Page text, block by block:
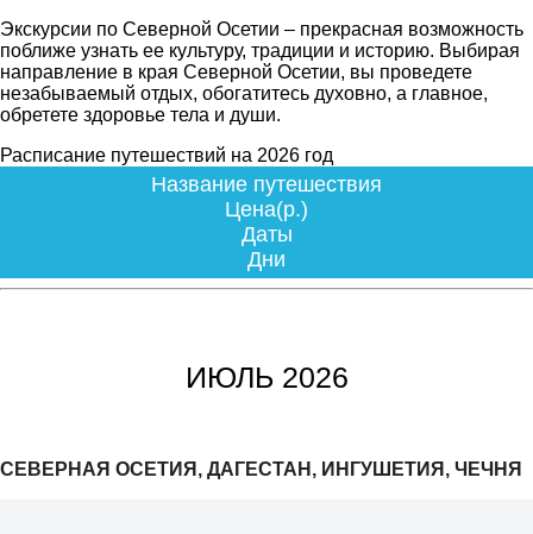
Экскурсии по Северной Осетии – прекрасная возможность
поближе узнать ее культуру, традиции и историю. Выбирая
направление в края Северной Осетии, вы проведете
незабываемый отдых, обогатитесь духовно, а главное,
обретете здоровье тела и души.
Расписание путешествий на 2026 год
Название путешествия
Цена(р.)
Даты
Дни
ИЮЛЬ 2026
СЕВЕРНАЯ ОСЕТИЯ, ДАГЕСТАН, ИНГУШЕТИЯ, ЧЕЧНЯ